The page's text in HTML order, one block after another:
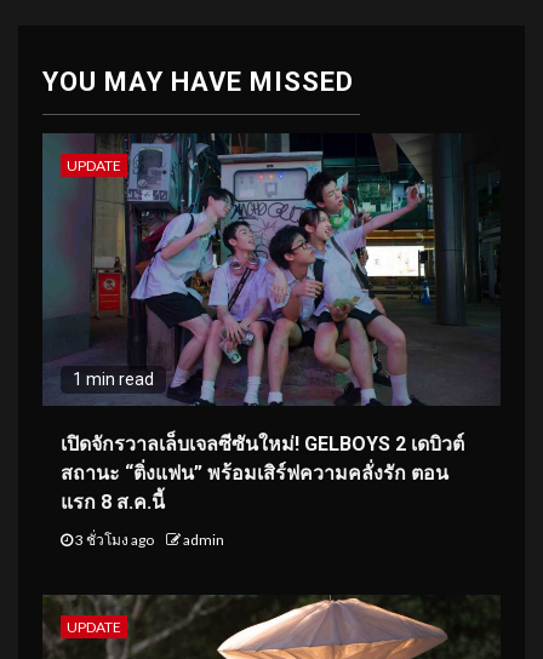
YOU MAY HAVE MISSED
UPDATE
1 min read
เปิดจักรวาลเล็บเจลซีซันใหม่! GELBOYS 2 เดบิวต์
สถานะ “ติ่งแฟน” พร้อมเสิร์ฟความคลั่งรัก ตอน
แรก 8 ส.ค.นี้
3 ชั่วโมง ago admin
UPDATE